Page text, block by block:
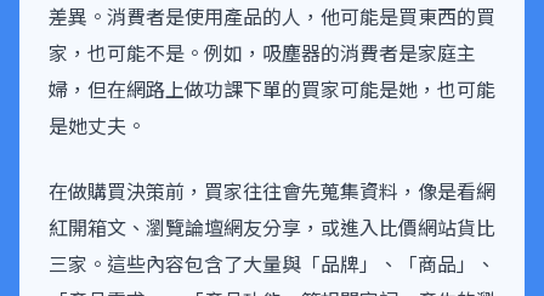
差異。消費者是使用產品的人，他可能是買東西的買
家，也可能不是。例如，吸塵器的消費者是家庭主
婦，但在網路上做功課下單的買家可能是她，也可能
是她丈夫。
在做購買決策前，買家往往會先蒐集資料，像是看網
紅開箱文、瀏覽論壇網友分享，或進入比價網站貨比
三家。這些內容包含了大量與「品牌」、「商品」、